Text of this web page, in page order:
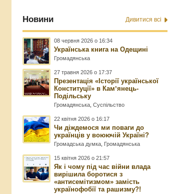
Новини Дивитися всі
08 червня 2026 о 16:34
Українська книга на Одещині
Громадянська
27 травня 2026 о 17:37
Презентація «Історії української
Конституції» в Камʼянець-
Подільську
Громадянська ,Суспільство
22 квітня 2026 о 16:17
Чи діждемося ми поваги до
українців у воюючій Україні?
Громадська думка Громадянська
15 квітня 2026 о 21:57
Як і чому під час війни влада
вирішила боротися з
«антисемітизмом» замість
українофобії та рашизму?!